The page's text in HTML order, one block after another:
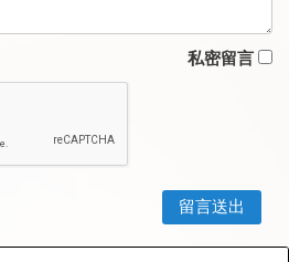
私密留言